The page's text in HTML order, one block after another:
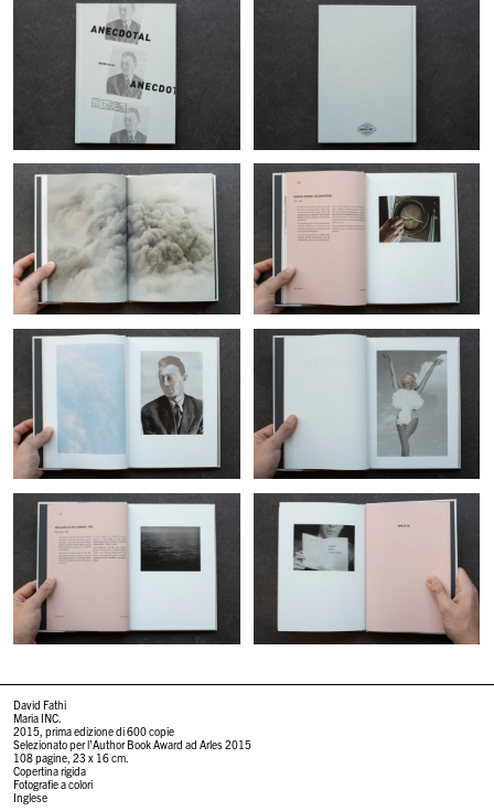
David Fathi
Maria INC.
2015, prima edizione di 600 copie
Selezionato per l’Author Book Award ad Arles 2015
108 pagine, 23 x 16 cm.
Copertina rigida
Fotografie a colori
Inglese